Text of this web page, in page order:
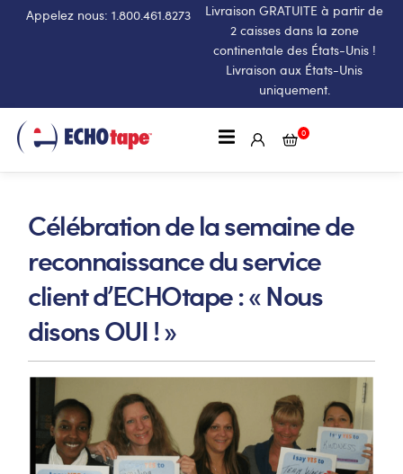
Appelez nous: 1.800.461.8273
Livraison GRATUITE à partir de
2 caisses dans la zone
continentale des États-Unis !
Livraison aux États-Unis
uniquement.
0
Célébration de la semaine de
reconnaissance du service
client d’ECHOtape : « Nous
disons OUI ! »